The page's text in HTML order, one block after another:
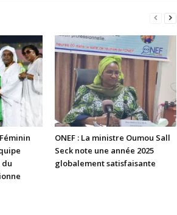
ONEF : La ministre Oumou Sall
Seck note une année 2025
globalement satisfaisante